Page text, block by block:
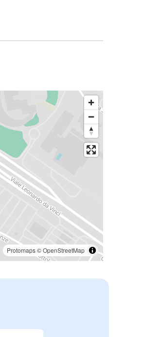
Protomaps©OpenStreetMap